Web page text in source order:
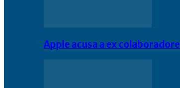
Apple acusa a ex